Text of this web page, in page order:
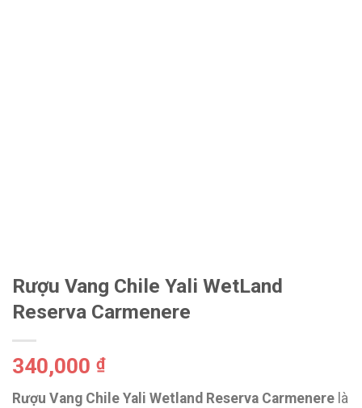
Rượu Vang Chile Yali WetLand
Reserva Carmenere
340,000 ₫
Rượu Vang Chile Yali Wetland Reserva Carmenere là